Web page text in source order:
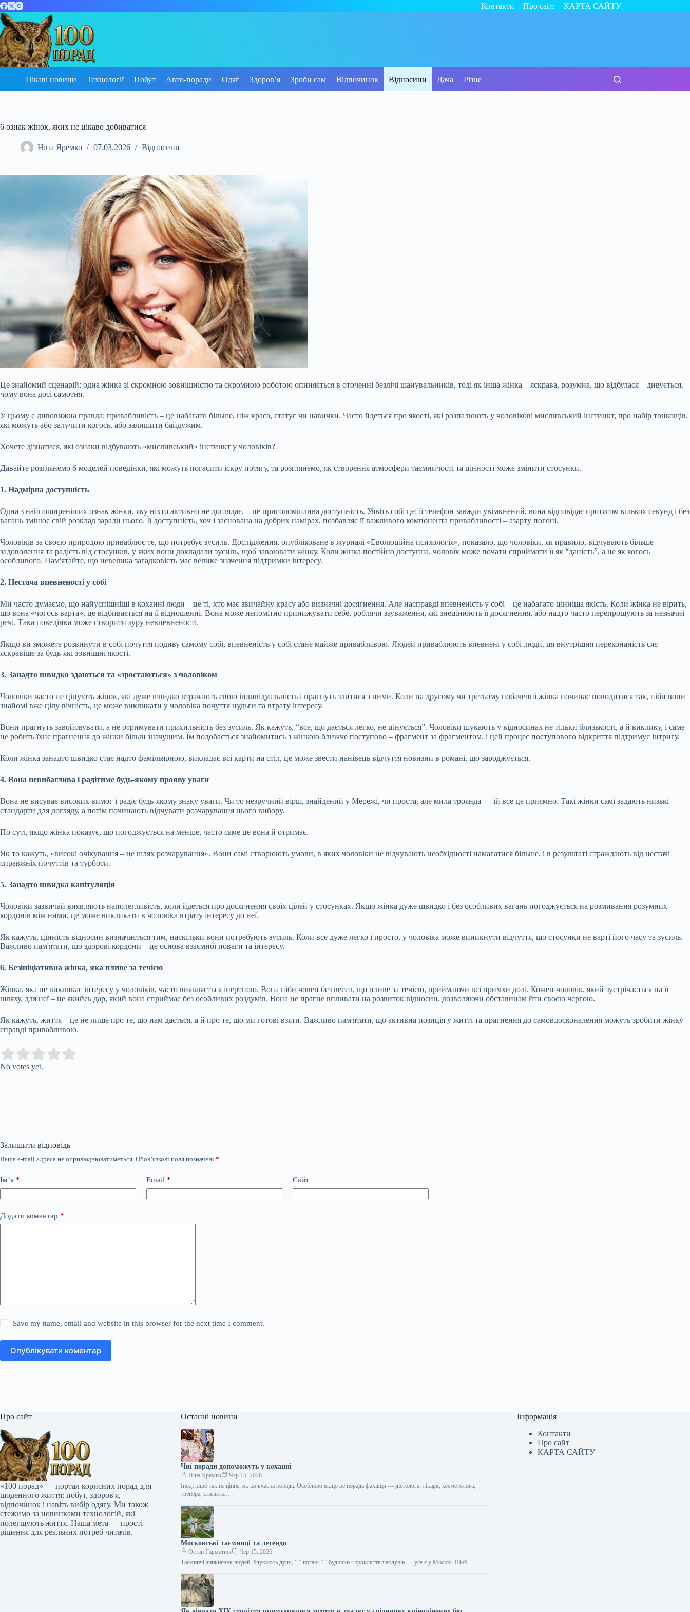
Перейти
до
вмісту
Контакти Про сайт КАРТА САЙТУ
Цікаві новини Технології Побут Авто-поради Одяг Здоров’я Зроби сам Відпочинок Відносини Дача Різне
6 ознак жінок, яких не цікаво добиватися
Ніна Яремко 07.03.2026 Відносини
Це знайомий сценарій: одна жінка зі скромною зовнішністю та скромною роботою опиняється в оточенні безлічі шанувальників, тоді як інша жінка – яскрава, розумна, що відбулася – дивується,
чому вона досі самотня.
У цьому є дивовижна правда: привабливість – це набагато більше, ніж краса, статус чи навички. Часто йдеться про якості, які розпалюють у чоловікові мисливський інстинкт, про набір тонкощів,
які можуть або залучити когось, або залишити байдужим.
Хочете дізнатися, які ознаки відбувають «мисливський» інстинкт у чоловіків?
Давайте розглянемо 6 моделей поведінки, які можуть погасити іскру потягу, та розглянемо, як створення атмосфери таємничості та цінності може змінити стосунки.
1. Надмірна доступність
Одна з найпоширеніших ознак жінки, яку ніхто активно не доглядає, – це приголомшлива доступність. Уявіть собі це: її телефон завжди увімкнений, вона відповідає протягом кількох секунд і без
вагань змінює свій розклад заради нього. Її доступність, хоч і заснована на добрих намірах, позбавляє її важливого компонента привабливості – азарту погоні.
Чоловіків за своєю природою приваблює те, що потребує зусиль. Дослідження, опубліковане в журналі «Еволюційна психологія», показало, що чоловіки, як правило, відчувають більше
задоволення та радість від стосунків, у яких вони докладали зусиль, щоб завоювати жінку. Коли жінка постійно доступна, чоловік може почати сприймати її як “даність”, а не як когось
особливого. Пам'ятайте, що невелика загадковість має велике значення підтримки інтересу.
2. Нестача впевненості у собі
Ми часто думаємо, що найуспішніші в коханні люди – це ті, хто має звичайну красу або визначні досягнення. Але насправді впевненість у собі – це набагато цінніша якість. Коли жінка не вірить,
що вона «чогось варта», це відбивається на її відношенні. Вона може непомітно принижувати себе, роблячи зауваження, які знецінюють її досягнення, або надто часто перепрошують за незначні
речі. Така поведінка може створити ауру невпевненості.
Якщо ви зможете розвинути в собі почуття подиву самому собі, впевненість у собі стане майже привабливою. Людей приваблюють впевнені у собі люди, ця внутрішня переконаність сяє
яскравіше за будь-які зовнішні якості.
3. Занадто швидко здаються та «зростаються» з чоловіком
Чоловіки часто не цінують жінок, які дуже швидко втрачають свою індивідуальність і прагнуть злитися з ними. Коли на другому чи третьому побаченні жінка починає поводитися так, ніби вони
знайомі вже цілу вічність, це може викликати у чоловіка почуття нудьги та втрату інтересу.
Вони прагнуть завойовувати, а не отримувати прихильність без зусиль. Як кажуть, “все, що дається легко, не цінується”. Чоловіки шукають у відносинах не тільки близькості, а й виклику, і саме
це робить їхнє прагнення до жінки більш значущим. Їм подобається знайомитись з жінкою ближче поступово – фрагмент за фрагментом, і цей процес поступового відкриття підтримує інтригу.
Коли жінка занадто швидко стає надто фамільярною, викладає всі карти на стіл, це може звести нанівець відчуття новизни в романі, що зароджується.
4. Вона невибаглива і радітиме будь-якому прояву уваги
Вона не висуває високих вимог і радіє будь-якому знаку уваги. Чи то незручний вірш, знайдений у Мережі, чи проста, але мила троянда — їй все це приємно. Такі жінки самі задають низькі
стандарти для догляду, а потім починають відчувати розчарування цього вибору.
По суті, якщо жінка показує, що погоджується на менше, часто саме це вона й отримає.
Як то кажуть, «високі очікування – це шлях розчарування». Вони самі створюють умови, в яких чоловіки не відчувають необхідності намагатися більше, і в результаті страждають від нестачі
справжніх почуттів та турботи.
5. Занадто швидка капітуляція
Чоловіки зазвичай виявляють наполегливість, коли йдеться про досягнення своїх цілей у стосунках. Якщо жінка дуже швидко і без особливих вагань погоджується на розмивання розумних
кордонів між ними, це може викликати в чоловіка втрату інтересу до неї.
Як кажуть, цінність відносин визначається тим, наскільки вони потребують зусиль. Коли все дуже легко і просто, у чоловіка може виникнути відчуття, що стосунки не варті його часу та зусиль.
Важливо пам'ятати, що здорові кордони – це основа взаємної поваги та інтересу.
6. Безініціативна жінка, яка пливе за течією
Жінка, яка не викликає інтересу у чоловіків, часто виявляється інертною. Вона ніби човен без весел, що пливе за течією, приймаючи всі примхи долі. Кожен чоловік, який зустрічається на її
шляху, для неї – це якийсь дар, який вона сприймає без особливих роздумів. Вона не прагне впливати на розвиток відносин, дозволяючи обставинам йти своєю чергою.
Як кажуть, життя – це не лише про те, що нам дається, а й про те, що ми готові взяти. Важливо пам'ятати, що активна позиція у житті та прагнення до самовдосконалення можуть зробити жінку
справді привабливою.
Rate this item:
No votes yet.
Залишити відповідь
Ваша e-mail адреса не оприлюднюватиметься. Обов’язкові поля позначені *
Ім’я * Email * Сайт
Додати коментар *
Save my name, email and website in this browser for the next time I comment.
Опублікувати коментар
Про сайт
«100 порад» — портал корисних порад для
щоденного життя: побут, здоров'я,
відпочинок і навіть вибір одягу. Ми також
стежимо за новинками технологій, які
полегшують життя. Наша мета — прості
рішення для реальних потреб читачів.
Останні новини
Чиї поради допоможуть у коханні
Ніна Яремко
Чер 15, 2026
Іноді ніщо так не цінне, як ця вчасна порада. Особливо якщо це порада фахівця — дієтолога, лікаря, косметолога,
тренера, стиліста…
Московські таємниці та легенди
Остап Гарматюк
Чер 15, 2026
Таємничі зникнення людей, блукають душі, ” ” погані ” ” будинки і прокляття чаклунів — усе є у Москві. Щоб…
Інформація
Контакти
Про сайт
КАРТА САЙТУ